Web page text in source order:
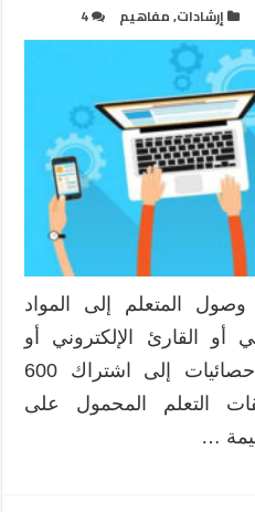
إرشادات,مفاهيم 4
وصول المتعلم إلى المواد
أو القارئ الإلكتروني أو
الجهاز اللوحي. وتشير الإحصائيات إلى اشتراك 600
التعلم المحمول على
…